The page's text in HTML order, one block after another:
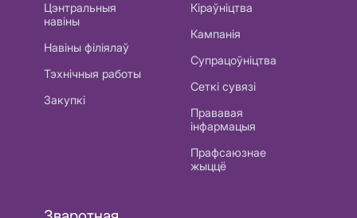
Цэнтральныя
навіны
Навіны філіялаў
Тэхнічныя работы
Закупкі
Кіраўніцтва
Кампанія
Супрацоўніцтва
Сеткі сувязі
Прававая
інфармацыя
Прафсаюзнае
жыццё